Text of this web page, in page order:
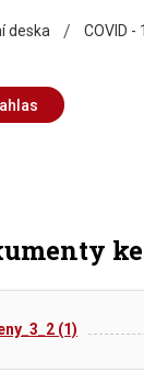
deska / COVID
(1)